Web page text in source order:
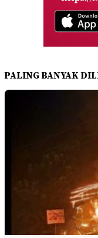
PALING BANYAK